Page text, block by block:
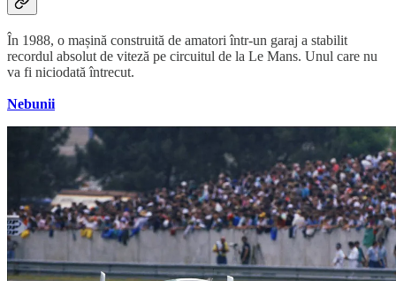
În 1988, o mașină construită de amatori într-un garaj a stabilit
recordul absolut de viteză pe circuitul de la Le Mans. Unul care nu
va fi niciodată întrecut.
Nebunii